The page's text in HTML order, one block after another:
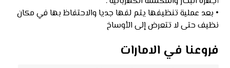
• بعد عملية تنظيفها يتم لفها جديا والاحتفاظ بها في مكان
نظيف حتى لا تتعرض إلى الأوساخ
فروعنا في الامارات